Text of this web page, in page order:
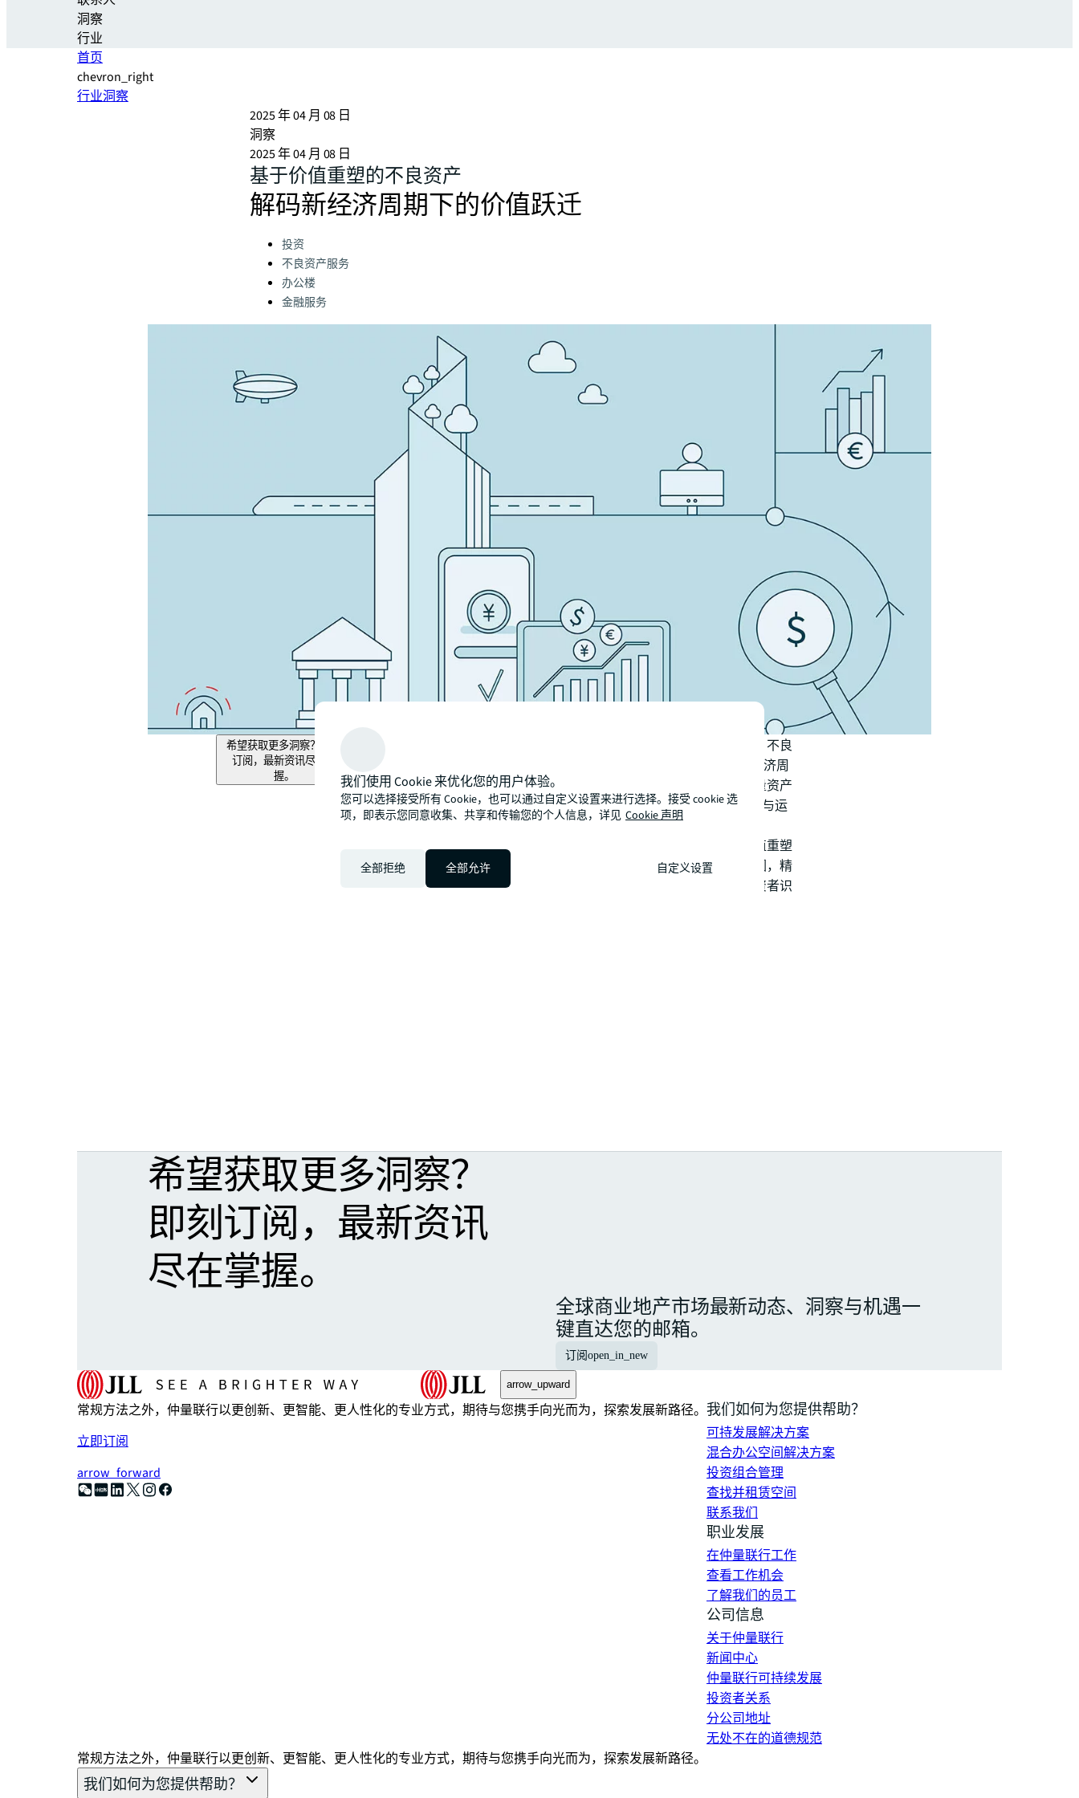
洞察
行业
首页
chevron_right
行业洞察
2025 年 04 月 08 日
洞察
2025 年 04 月 08 日
基于价值重塑的不良资产
解码新经济周期下的价值跃迁
Categories:
投资
不良资产服务
办公楼
金融服务
希望获取更多洞察？即刻
订阅，最新资讯尽在掌
握。
当前，全球经济格局深度调整，中国金融市场改革加速推进，不良
资产领域正从“风险化解”向“价值重塑”的转变，成为驱动新经济周
期的重要引擎。这一领域不仅承载着化解金融风险、盘活存量资产
的重任，更孕育着万亿级的投资蓝海——通过精准识别、重组与运
营，不良资产正从“烫手山芋”蜕变为资本竞逐的“价值洼地”。
如何在这一变革中抢占先机？仲量联行最新发布的《基于价值重塑
的不良资产》白皮书，希望通过深入分析不良资产产生的原因，精
准评估其资产质量、现金流状况以及未来增长潜力，帮助投资者识
希望获取更多洞察？
即刻订阅，最新资讯
尽在掌握。
全球商业地产市场最新动态、洞察与机遇一
键直达您的邮箱。
订阅 open_in_new
arrow_upward
常规方法之外，仲量联行以更创新、更智能、更人性化的专业方式，期待与您携手向光而为，探索发展新路径。
立即订阅
arrow_forward
我们如何为您提供帮助？
可持发展解决方案
混合办公空间解决方案
投资组合管理
查找并租赁空间
联系我们
职业发展
在仲量联行工作
查看工作机会
了解我们的员工
公司信息
关于仲量联行
新闻中心
仲量联行可持续发展
投资者关系
分公司地址
无处不在的道德规范
常规方法之外，仲量联行以更创新、更智能、更人性化的专业方式，期待与您携手向光而为，探索发展新路径。
我们如何为您提供帮助？
我们使用 Cookie 来优化您的用户体验。
您可以选择接受所有 Cookie，也可以通过自定义设置来进行选择。接受 cookie 选
项，即表示您同意收集、共享和传输您的个人信息，详见 Cookie 声明
全部拒绝 全部允许 自定义设置